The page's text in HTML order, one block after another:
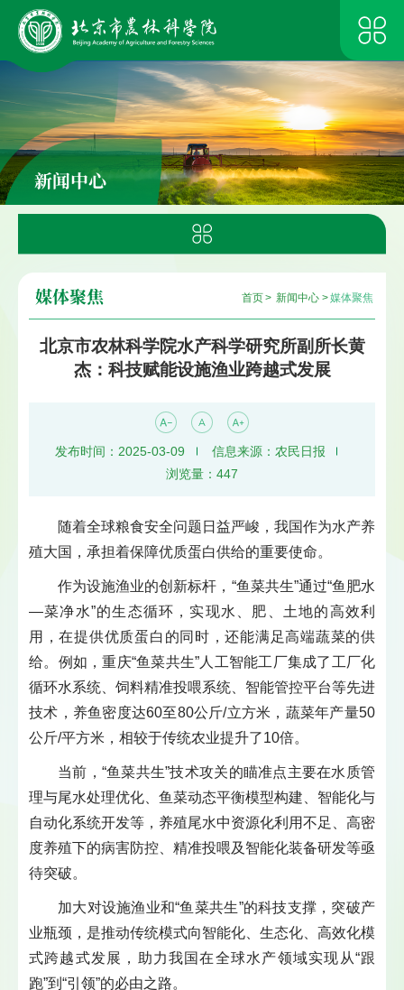
新闻中心
首页> 新闻中心 >媒体聚焦
媒体聚焦
北京市农林科学院水产科学研究所副所长黄
杰：科技赋能设施渔业跨越式发展
发布时间：2025-03-09
信息来源：农民日报
浏览量： 447
随着全球粮食安全问题日益严峻，我国作为水产养
殖大国，承担着保障优质蛋白供给的重要使命。
作为设施渔业的创新标杆，“鱼菜共生”通过“鱼肥水
—菜净水”的生态循环，实现水、肥、土地的高效利
用，在提供优质蛋白的同时，还能满足高端蔬菜的供
给。例如，重庆“鱼菜共生”人工智能工厂集成了工厂化
循环水系统、饲料精准投喂系统、智能管控平台等先进
技术，养鱼密度达60至80公斤/立方米，蔬菜年产量50
公斤/平方米，相较于传统农业提升了10倍。
当前，“鱼菜共生”技术攻关的瞄准点主要在水质管
理与尾水处理优化、鱼菜动态平衡模型构建、智能化与
自动化系统开发等，养殖尾水中资源化利用不足、高密
度养殖下的病害防控、精准投喂及智能化装备研发等亟
待突破。
加大对设施渔业和“鱼菜共生”的科技支撑，突破产
业瓶颈，是推动传统模式向智能化、生态化、高效化模
式跨越式发展，助力我国在全球水产领域实现从“跟
跑”到“引领”的必由之路。